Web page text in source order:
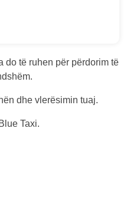
do të ruhen për përdorim të
dhe vlerësimin tuaj.
Taxi.